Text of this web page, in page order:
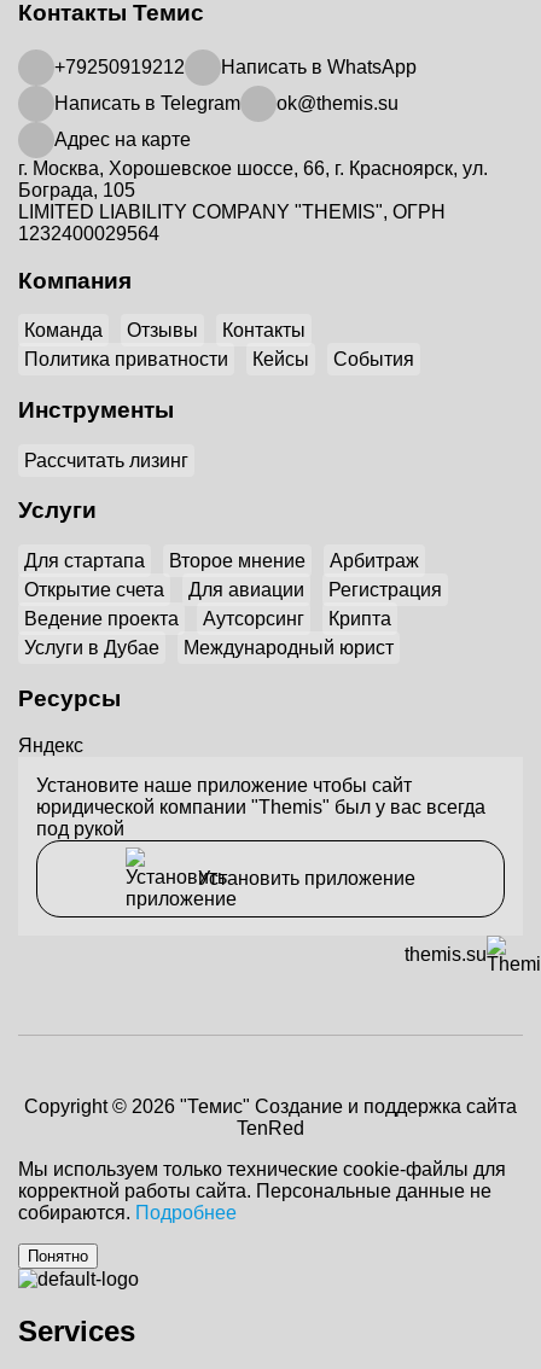
Контакты Темис
+79250919212
Написать в WhatsApp
Написать в Telegram
ok@themis.su
Адрес на карте
г. Москва, Хорошевское шоссе, 66, г. Красноярск, ул.
Бограда, 105
LIMITED LIABILITY COMPANY "THEMIS", ОГРН
1232400029564
Компания
Команда Отзывы
Контакты
Политика приватности
Кейсы События
Инструменты
Рассчитать лизинг
Услуги
Для стартапа Второе мнение
Арбитраж
Открытие счета
Для авиации
Регистрация
Ведение проекта
Аутсорсинг
Крипта
Услуги в Дубае
Международный юрист
Ресурсы
Яндекс
Установите наше приложение чтобы сайт
юридической компании "Themis" был у вас всегда
под рукой
Установить приложение
themis.su
Copyright © 2026 "Темис" Создание и поддержка сайта
TenRed
Мы используем только технические cookie-файлы для
корректной работы сайта. Персональные данные не
собираются. Подробнее
Понятно
Services